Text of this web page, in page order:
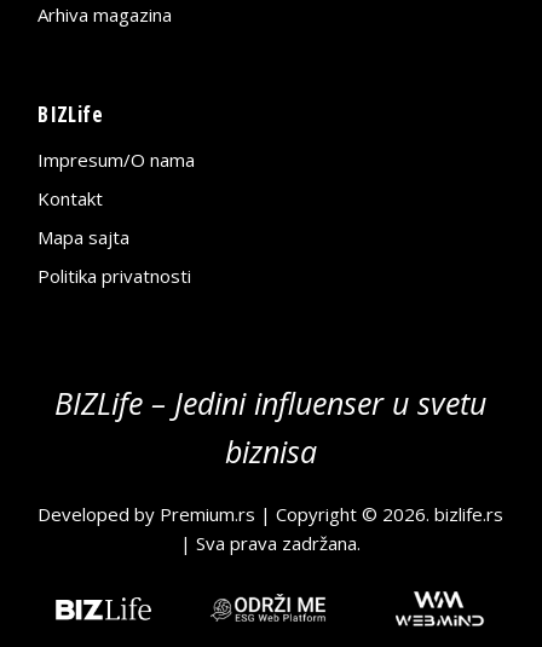
Arhiva magazina
BIZLife
Impresum/O nama
Kontakt
Mapa sajta
Politika privatnosti
BIZLife – Jedini influenser u svetu
biznisa
Developed by Premium.rs | Copyright © 2026.bizlife.rs
| Sva prava zadržana.